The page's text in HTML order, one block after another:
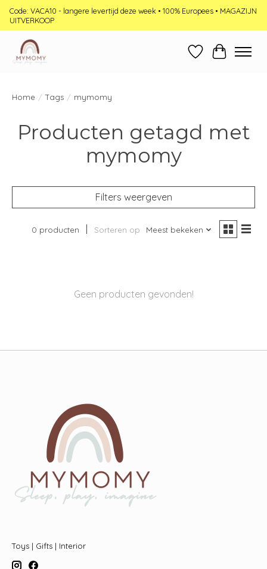
Code: VACA10 - langere levertijd deze week • 100% Europees • MAGAZIJN
UITVERKOOP
Verlanglijst
Home / Tags / mymomy
Producten getagd met
mymomy
Filters weergeven
0 producten Sorteren op Meest bekeken
Geen producten gevonden!
Toys | Gifts | Interior